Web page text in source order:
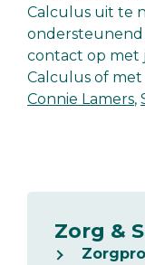
Calculus uit te
ondersteunend
contact op met
Calculus of
Connie Lamers,
Zorg &